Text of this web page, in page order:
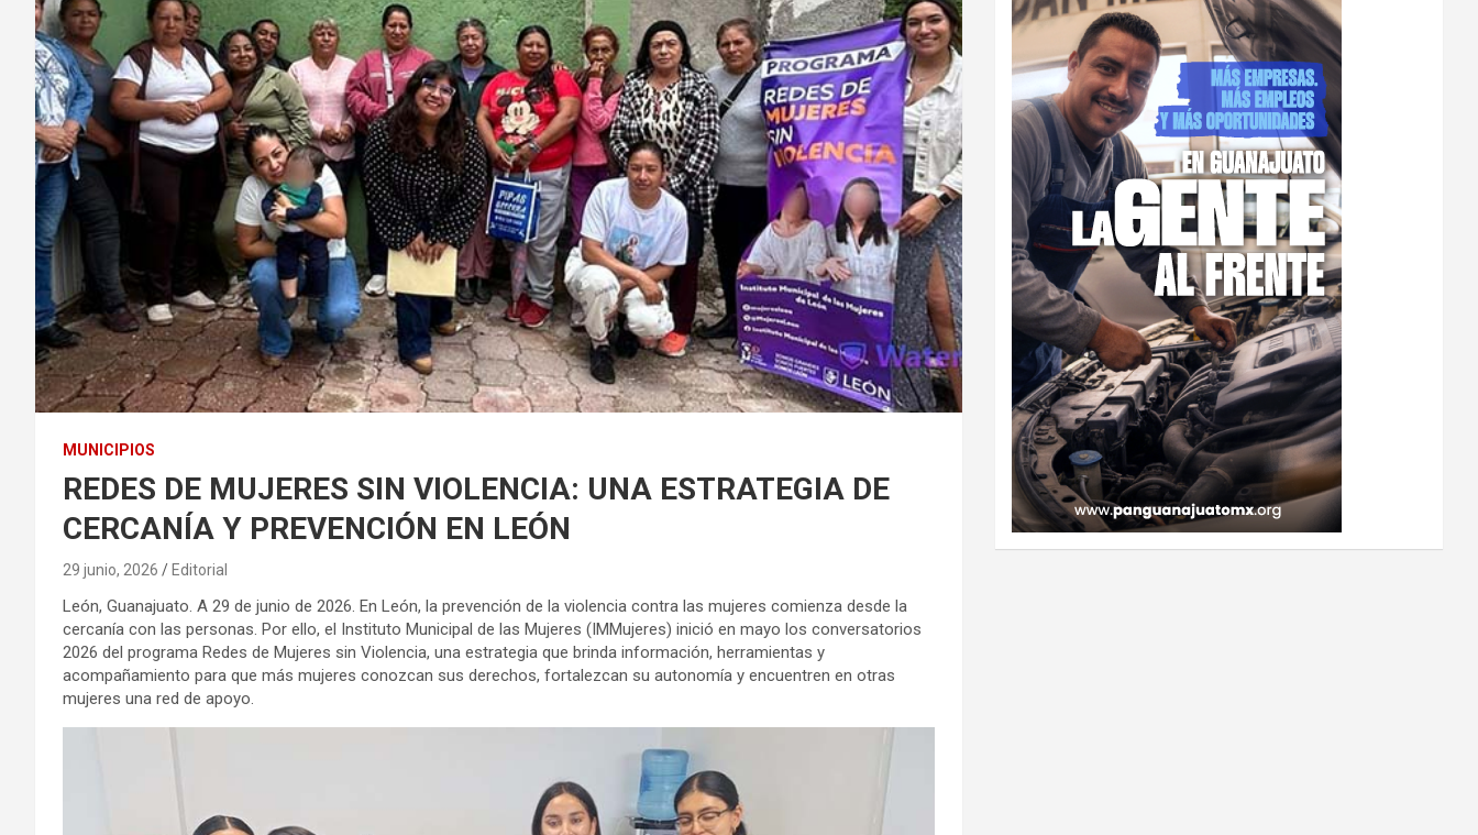
MUNICIPIOS
REDES DE MUJERES SIN VIOLENCIA: UNA ESTRATEGIA DE
CERCANÍA Y PREVENCIÓN EN LEÓN
29 junio, 2026 Editorial
León, Guanajuato. A 29 de junio de 2026. En León, la prevención de la violencia contra las mujeres comienza desde la
cercanía con las personas. Por ello, el Instituto Municipal de las Mujeres (IMMujeres) inició en mayo los conversatorios
2026 del programa Redes de Mujeres sin Violencia, una estrategia que brinda información, herramientas y
acompañamiento para que más mujeres conozcan sus derechos, fortalezcan su autonomía y encuentren en otras
mujeres una red de apoyo.